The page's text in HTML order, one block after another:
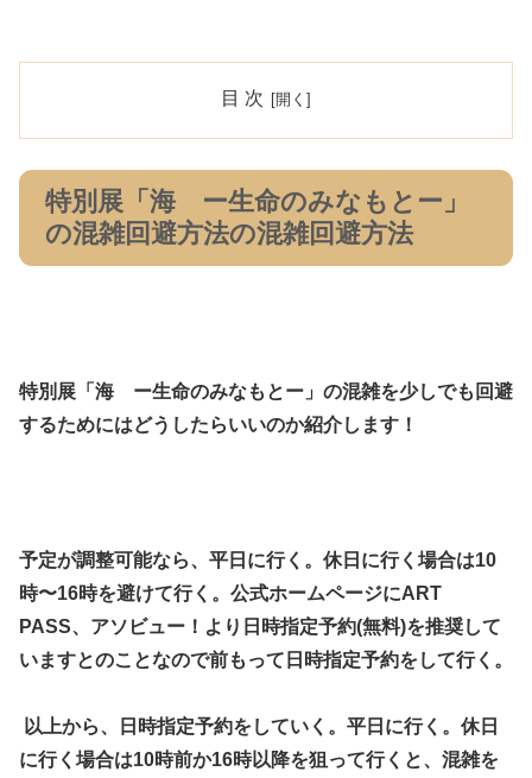
目 次
特別展「海 ー生命のみなもとー」
の混雑回避方法の混雑回避方法
特別展「海 ー生命のみなもとー」の混雑を少しでも回避
するためにはどうしたらいいのか紹介します！
予定が調整可能なら、平日に行く。休日に行く場合は10
時〜16時を避けて行く。公式ホームページにART
PASS、アソビュー！より日時指定予約(無料)を推奨して
いますとのことなので前もって日時指定予約をして行く。
以上から、日時指定予約をしていく。平日に行く。休日
に行く場合は10時前か16時以降を狙って行くと、混雑を